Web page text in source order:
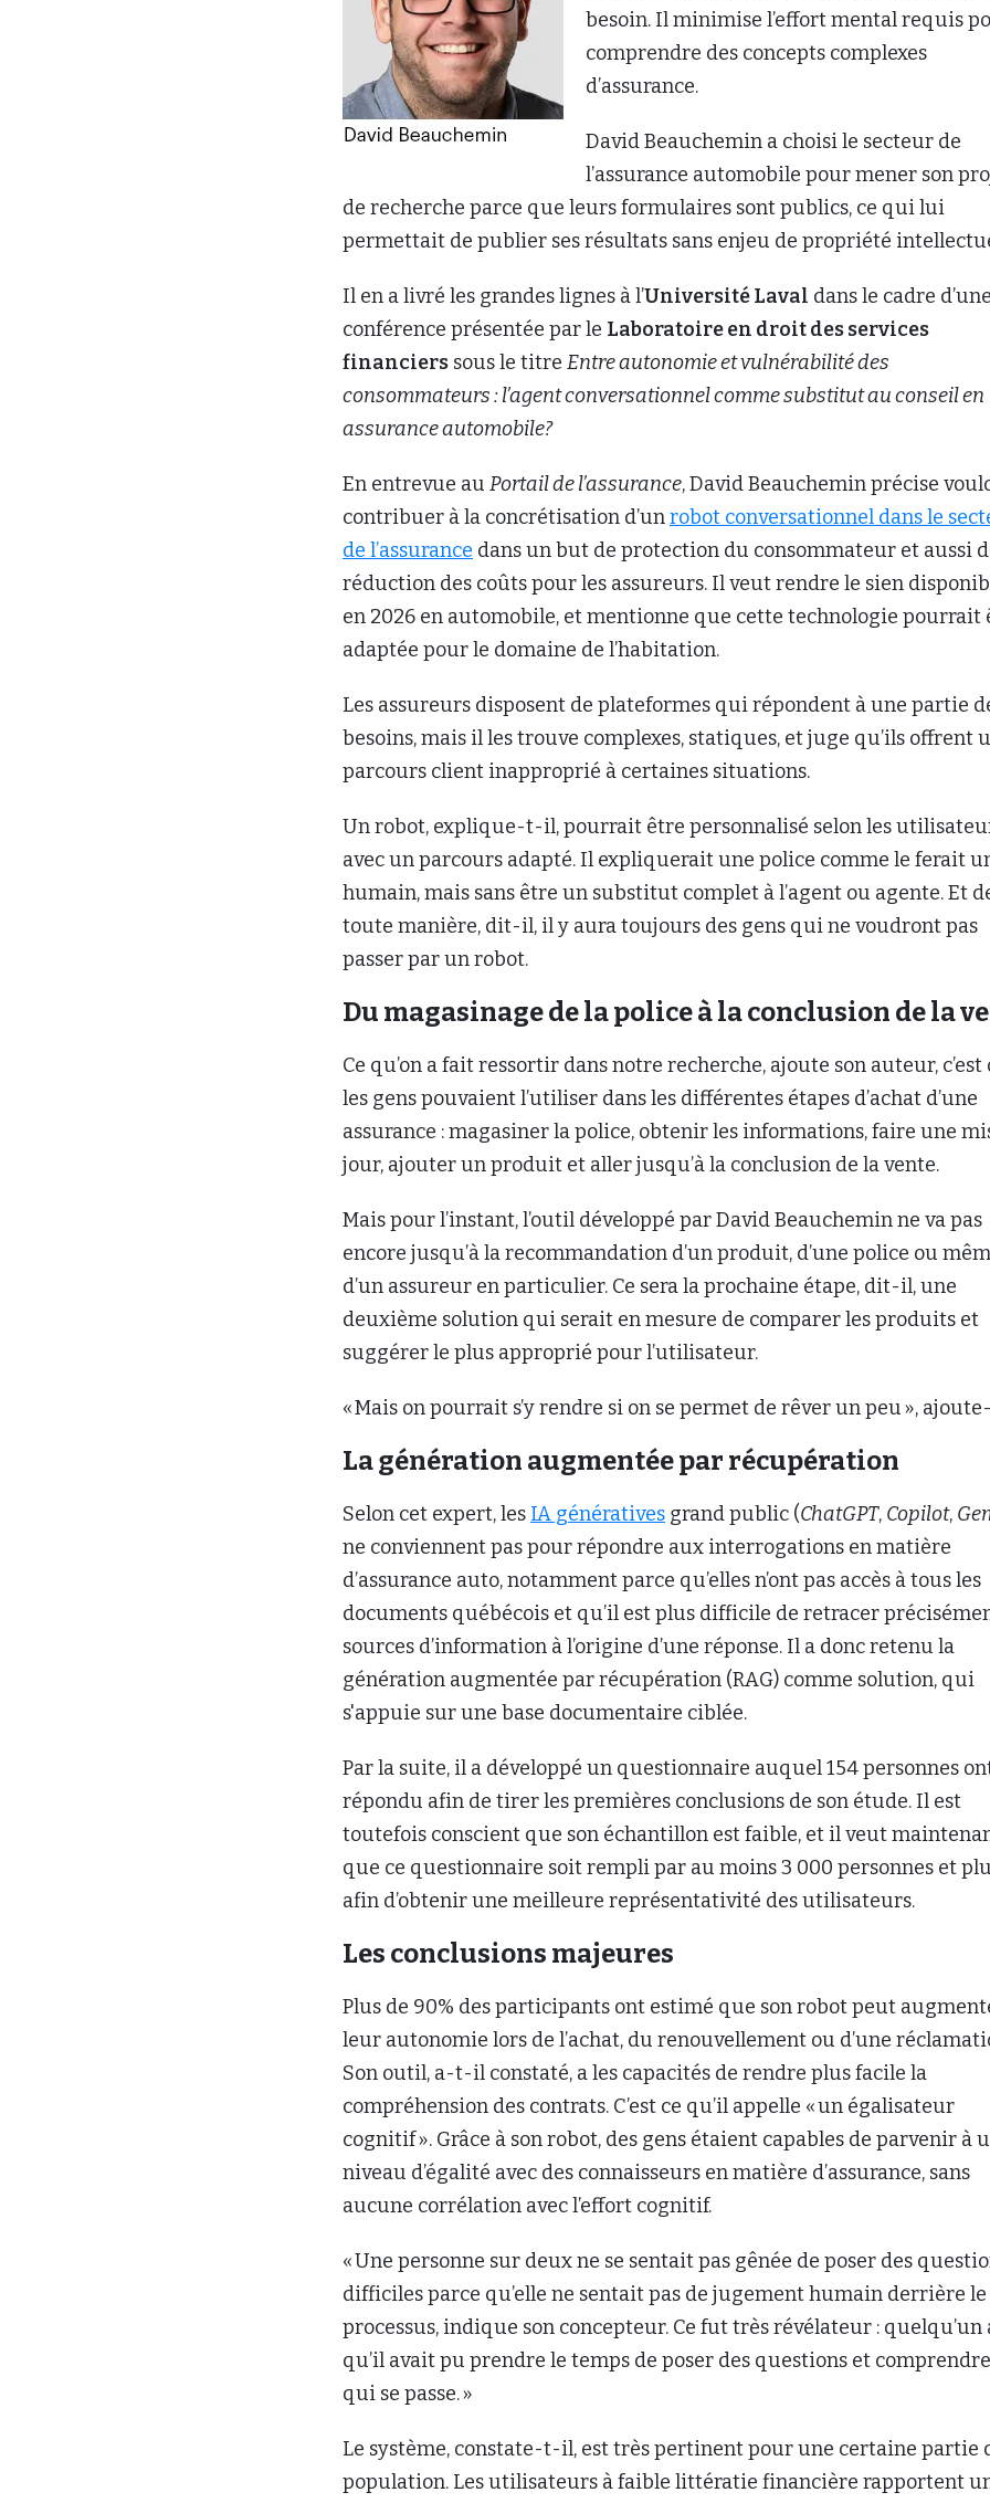
besoin. Il minimise l’effort mental requis
comprendre des concepts complexes
d’assurance.
David Beauchemin a choisi le secteur de
l’assurance automobile pour mener son
de recherche parce que leurs formulaires sont publics, ce qui lui
permettait de publier ses résultats sans enjeu de propriété
Il en a livré les grandes lignes à l’Université Laval dans le cadre d’une
conférence présentée par le Laboratoire en droit des services
financiers sous le titre Entre autonomie et vulnérabilité des
consommateurs : l’agent conversationnel comme substitut au conseil en
assurance automobile?
En entrevue au Portail de l’assurance, David Beauchemin précise
contribuer à la concrétisation d’unrobot conversationnel dans le
de l’assurance dans un but de protection du consommateur et aussi
réduction des coûts pour les assureurs. Il veut rendre le sien
en 2026 en automobile, et mentionne que cette technologie pourrait
adaptée pour le domaine de l’habitation.
Les assureurs disposent de plateformes qui répondent à une partie
besoins, mais il les trouve complexes, statiques, et juge qu’ils offrent
parcours client inapproprié à certaines situations.
Un robot, explique-t-il, pourrait être personnalisé selon les
avec un parcours adapté. Il expliquerait une police comme le ferait
humain, mais sans être un substitut complet à l’agent ou agente. Et
toute manière, dit-il, il y aura toujours des gens qui ne voudront pas
passer par un robot.
Du magasinage de la police à la conclusion de la
Ce qu’on a fait ressortir dans notre recherche, ajoute son auteur, c’est
les gens pouvaient l’utiliser dans les différentes étapes d’achat d’une
assurance : magasiner la police, obtenir les informations, faire une
jour, ajouter un produit et aller jusqu’à la conclusion de la vente.
Mais pour l’instant, l’outil développé par David Beauchemin ne va pas
encore jusqu’à la recommandation d’un produit, d’une police ou
d’un assureur en particulier. Ce sera la prochaine étape, dit-il, une
deuxième solution qui serait en mesure de comparer les produits et
suggérer le plus approprié pour l’utilisateur.
« Mais on pourrait s’y rendre si on se permet de rêver un peu »,
La génération augmentée par récupération
Selon cet expert, les IA génératives grand public (ChatGPT, Copilot,
ne conviennent pas pour répondre aux interrogations en matière
d’assurance auto, notamment parce qu’elles n’ont pas accès à tous les
documents québécois et qu’il est plus difficile de retracer
sources d’information à l’origine d’une réponse. Il a donc retenu la
génération augmentée par récupération (RAG) comme solution, qui
s'appuie sur une base documentaire ciblée.
Par la suite, il a développé un questionnaire auquel 154 personnes
répondu afin de tirer les premières conclusions de son étude. Il est
toutefois conscient que son échantillon est faible, et il veut
que ce questionnaire soit rempli par au moins 3 000 personnes et
afin d’obtenir une meilleure représentativité des utilisateurs.
Les conclusions majeures
Plus de 90% des participants ont estimé que son robot peut
leur autonomie lors de l’achat, du renouvellement ou d’une
Son outil, a-t-il constaté, a les capacités de rendre plus facile la
compréhension des contrats. C’est ce qu’il appelle « un égalisateur
cognitif ». Grâce à son robot, des gens étaient capables de parvenir à
niveau d’égalité avec des connaisseurs en matière d’assurance, sans
aucune corrélation avec l’effort cognitif.
« Une personne sur deux ne se sentait pas gênée de poser des
difficiles parce qu’elle ne sentait pas de jugement humain derrière le
processus, indique son concepteur. Ce fut très révélateur : quelqu’un
qu’il avait pu prendre le temps de poser des questions et
qui se passe. »
Le système, constate-t-il, est très pertinent pour une certaine partie
population. Les utilisateurs à faible littératie financière rapportent